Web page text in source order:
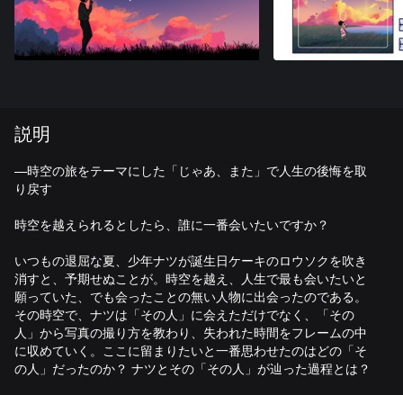
説明
—時空の旅をテーマにした「じゃあ、また」で人生の後悔を取
り戻す
時空を越えられるとしたら、誰に一番会いたいですか？
いつもの退屈な夏、少年ナツが誕生日ケーキのロウソクを吹き
消すと、予期せぬことが。時空を越え、人生で最も会いたいと
願っていた、でも会ったことの無い人物に出会ったのである。
その時空で、ナツは「その人」に会えただけでなく、「その
人」から写真の撮り方を教わり、失われた時間をフレームの中
に収めていく。ここに留まりたいと一番思わせたのはどの「そ
の人」だったのか？ ナツとその「その人」が辿った過程とは？